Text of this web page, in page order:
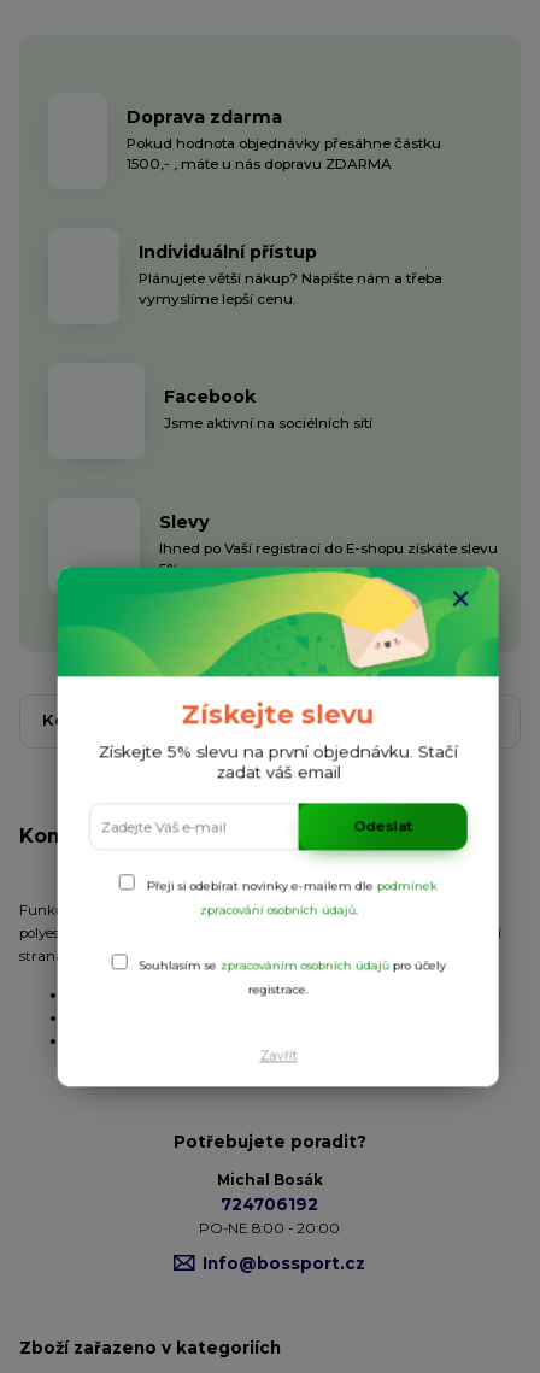
Doprava zdarma
Pokud hodnota objednávky přesáhne částku
1500,- , máte u nás dopravu ZDARMA
Individuální přístup
Plánujete větší nákup? Napište nám a třeba
vymyslíme lepší cenu.
Facebook
Jsme aktivní na sociélních sítí
Slevy
Ihned po Vaší registraci do E-shopu získáte slevu
5%
Kompletní specifikace Komentáře
Kompletní specifikace
Funkční triko s krátkým rukávem. Kulatý výstřih. Kombinace dvou
polyesterových tkanin. Přední strana: 100% polyester honeycomb. Zadní
strana: 100% polyester space dye. Prodloužená zadní strana.
Potřebujete poradit?
Michal Bosák
724706192
PO-NE 8:00 - 20:00
Info@bossport.cz
Zboží zařazeno v kategoriích
Získejte slevu
Získejte 5% slevu na první objednávku. Stačí
zadat váš email
Odeslat
Přeji si odebírat novinky e-mailem dle podmínek
zpracování osobních údajů.
Souhlasím se zpracováním osobních údajůpro účely
registrace.
Zavřít